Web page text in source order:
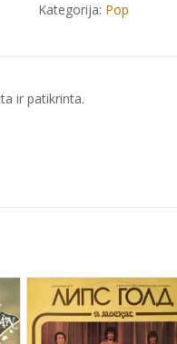
NEMICA
Kategorija: Pop
ir patikrinta.